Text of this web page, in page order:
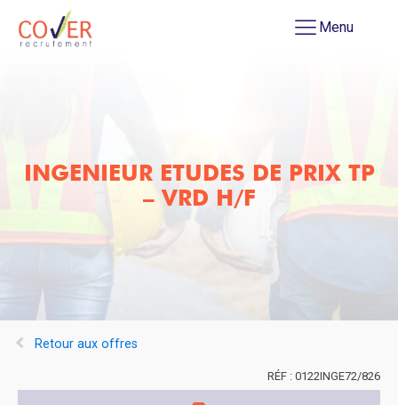
Menu
INGENIEUR ETUDES DE PRIX TP
– VRD H/F
Retour aux offres
0122INGE72/826